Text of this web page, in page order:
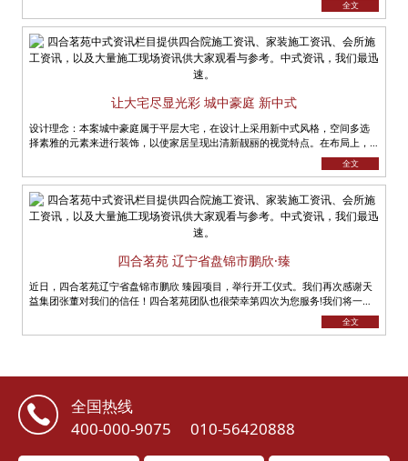
全文
让大宅尽显光彩 城中豪庭 新中式
设计理念：本案城中豪庭属于平层大宅，在设计上采用新中式风格，空间多选
择素雅的元素来进行装饰，以使家居呈现出清新靓丽的视觉特点。在布局上，
全文
四合茗苑 辽宁省盘锦市鹏欣·臻
近日，四合茗苑辽宁省盘锦市鹏欣 臻园项目，举行开工仪式。我们再次感谢天
益集团张董对我们的信任！四合茗苑团队也很荣幸第四次为您服务!我们将一如
全文
全国热线
400-000-9075
010-56420888